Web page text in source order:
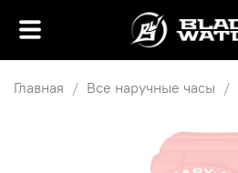
Главная Все наручные часы